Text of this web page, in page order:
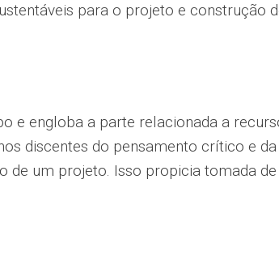
para o projeto e construção
e engloba a parte relacionada a
discentes do pensamento crítico e da
de um projeto. Isso propicia tomada